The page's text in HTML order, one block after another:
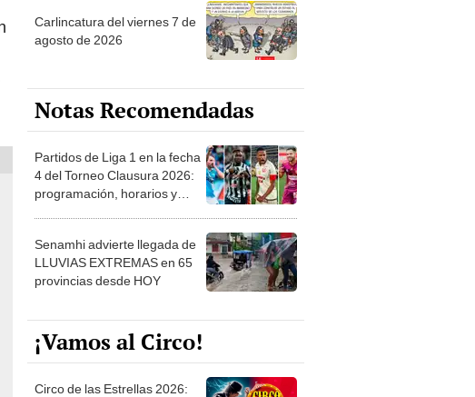
agosto de 2026
Notas Recomendadas
4 del Torneo Clausura 2026:
programación, horarios y
dónde ver
LLUVIAS EXTREMAS en 65
provincias desde HOY
¡Vamos al Circo!
del 15 Julio al 30 Agosto.